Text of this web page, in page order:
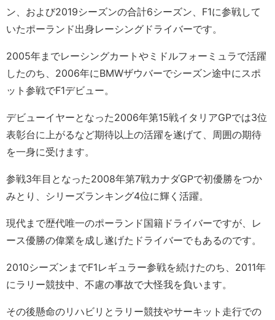
ン、および2019シーズンの合計6シーズン、F1に参戦して
いたポーランド出身レーシングドライバーです。
2005年までレーシングカートやミドルフォーミュラで活躍
したのち、2006年にBMWザウバーでシーズン途中にスポ
ット参戦でF1デビュー。
デビューイヤーとなった2006年第15戦イタリアGPでは3位
表彰台に上がるなど期待以上の活躍を遂げて、周囲の期待
を一身に受けます。
参戦3年目となった2008年第7戦カナダGPで初優勝をつか
みとり、シリーズランキング4位に輝く活躍。
現代まで歴代唯一のポーランド国籍ドライバーですが、レ
ース優勝の偉業を成し遂げたドライバーでもあるのです。
2010シーズンまでF1レギュラー参戦を続けたのち、2011年
にラリー競技中、不慮の事故で大怪我を負います。
その後懸命のリハビリとラリー競技やサーキット走行での